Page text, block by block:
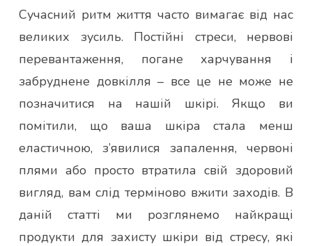
Сучасний ритм життя часто вимагає від нас
великих зусиль. Постійні стреси, нервові
перевантаження, погане харчування і
забруднене довкілля – все це не може не
позначитися на нашій шкірі. Якщо ви
помітили, що ваша шкіра стала менш
еластичною, з’явилися запалення, червоні
плями або просто втратила свій здоровий
вигляд, вам слід терміново вжити заходів. В
даній статті ми розглянемо найкращі
продукти для захисту шкіри від стресу, які